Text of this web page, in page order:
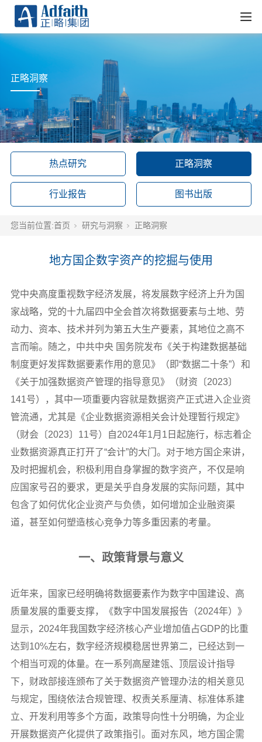
正略洞察
热点研究 正略洞察
行业报告 图书出版
您当前位置:首页 研究与洞察 正略洞察
地方国企数字资产的挖掘与使用
党中央高度重视数字经济发展，将发展数字经济上升为国
家战略，党的十九届四中全会首次将数据要素与土地、劳
动力、资本、技术并列为第五大生产要素，其地位之高不
言而喻。随之，中共中央 国务院发布《关于构建数据基础
制度更好发挥数据要素作用的意见》（即“数据二十条”）和
《关于加强数据资产管理的指导意见》（财资〔2023〕
141号），其中一项重要内容就是数据资产正式进入企业资
管流通，尤其是《企业数据资源相关会计处理暂行规定》
（财会〔2023〕11号）自2024年1月1日起施行，标志着企
业数据资源真正打开了“会计”的大门。对于地方国企来讲，
及时把握机会，积极利用自身掌握的数字资产，不仅是响
应国家号召的要求，更是关乎自身发展的实际问题，其中
包含了如何优化企业资产与负债，如何增加企业融资渠
道，甚至如何塑造核心竞争力等多重因素的考量。
一、政策背景与意义
近年来，国家已经明确将数据要素作为数字中国建设、高
质量发展的重要支撑，《数字中国发展报告（2024年）》
显示，2024年我国数字经济核心产业增加值占GDP的比重
达到10%左右，数字经济规模稳居世界第二，已经达到一
个相当可观的体量。在一系列高屋建瓴、顶层设计指导
下，财政部接连颁布了关于数据资产管理办法的相关意见
与规定，围绕依法合规管理、权责关系厘清、标准体系建
立、开发利用等多个方面，政策导向性十分明确，为企业
开展数据资产化提供了政策指引。面对东风，地方国企需